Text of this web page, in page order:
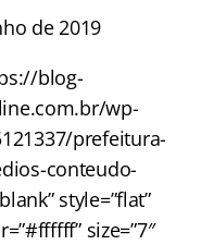
de 2019
blog-
wp-
prefeitura-
conteudo-
style=”flat”
size=”7″